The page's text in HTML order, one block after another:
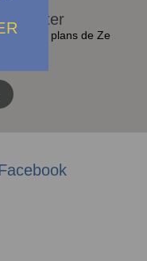
et bons plans de Ze